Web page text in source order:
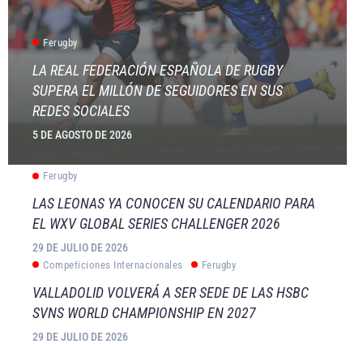
Ferugby
LA REAL FEDERACIÓN ESPAÑOLA DE RUGBY
SUPERA EL MILLÓN DE SEGUIDORES EN SUS
REDES SOCIALES
5 DE AGOSTO DE 2026
Ferugby
LAS LEONAS YA CONOCEN SU CALENDARIO PARA
EL WXV GLOBAL SERIES CHALLENGER 2026
29 DE JULIO DE 2026
Competiciones Internacionales Ferugby
VALLADOLID VOLVERÁ A SER SEDE DE LAS HSBC
SVNS WORLD CHAMPIONSHIP EN 2027
29 DE JULIO DE 2026